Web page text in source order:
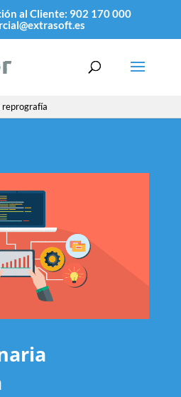
al Cliente: 902 170 000
reprografía